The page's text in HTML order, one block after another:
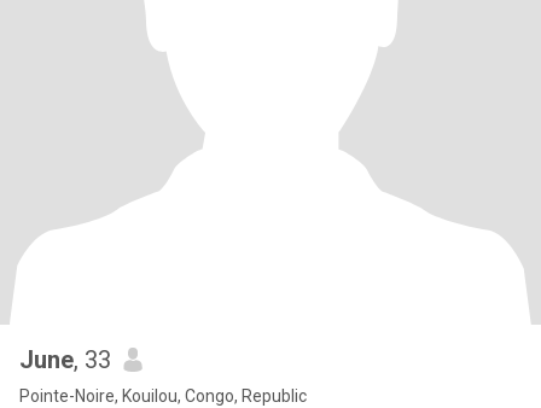
June, 33
Pointe-Noire, Kouilou, Congo, Republic